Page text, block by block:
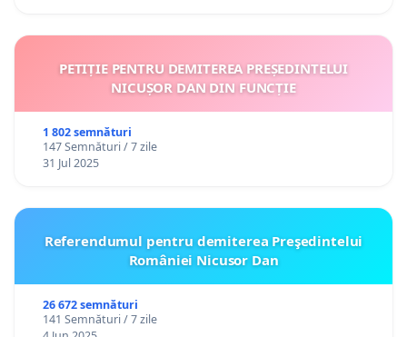
PETIȚIE PENTRU DEMITEREA PREȘEDINTELUI
NICUȘOR DAN DIN FUNCȚIE
1 802 semnături
147 Semnături / 7 zile
31 Jul 2025
Referendumul pentru demiterea Preşedintelui
României Nicusor Dan
26 672 semnături
141 Semnături / 7 zile